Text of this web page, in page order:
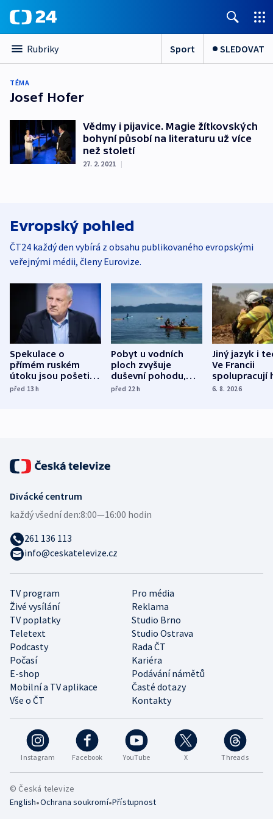
Rubriky Sport SLEDOVAT
TÉMA
Josef Hofer
Vědmy i pijavice. Magie žítkovských
bohyní působí na literaturu už více
než století
27. 2. 2021 |
Evropský pohled
ČT24 každý den vybírá z obsahu publikovaného evropskými
veřejnými médii, členy Eurovize.
Spekulace o
přímém ruském
útoku jsou pošetilé,
míní estonský
před 13h
Pobyt u vodních
ploch zvyšuje
duševní pohodu,
ukázala
před 22h
Jiný jazyk i
Ve Francii
spolupracují
různých zemí
6. 8. 2026
Instagram Facebook YouTube X Threads
TV program
Pro média
Živé vysílání
Reklama
TV poplatky
Studio Brno
Teletext
Studio Ostrava
Podcasty
Rada ČT
Počasí
Kariéra
E-shop
Podávání námětů
Mobilní a TV aplikace
Časté dotazy
Vše o ČT
Kontakty
Divácké centrum
každý všední den:8:00—16:00 hodin
261 136 113
info@ceskatelevize.cz
© Česká televize
English•Ochrana soukromí•Přístupnost